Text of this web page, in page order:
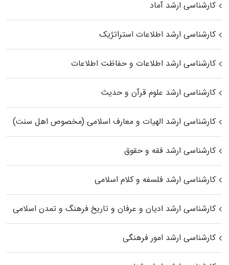
کارشناسی ارشد آماد
کارشناسی ارشد اطلاعات استراتژیک
کارشناسی ارشد اطلاعات و حفاظت اطلاعات
کارشناسی ارشد علوم قرآن و حدیث
کارشناسی ارشد الهیات و معارف اسلامی (مخصوص اهل سنت)
کارشناسی ارشد فقه و حقوق
کارشناسی ارشد فلسفه و کلام اسلامی
کارشناسی ارشد ادیان و عرفان و تاریخ فرهنگ و تمدن اسلامی
کارشناسی ارشد امور فرهنگی